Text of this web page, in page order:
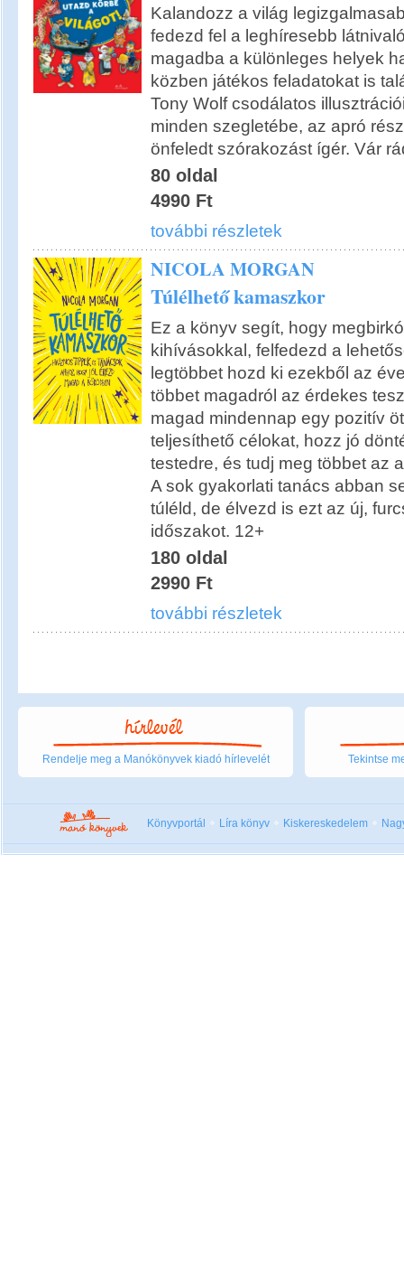
Kalandozz a világ
fedezd fel a leghíresebb
magadba a különleges helyek
közben játékos feladatokat is
Tony Wolf csodálatos
minden szegletébe, az apró
önfeledt szórakozást ígér. Vár
80 oldal
4990 Ft
további részletek
NICOLA MORGAN
Túlélhető kamaszkor
Ez a könyv segít, hogy
kihívásokkal, felfedezd a
legtöbbet hozd ki ezekből az
többet magadról az érdekes
magad mindennap egy pozitív
teljesíthető célokat, hozz jó
testedre, és tudj meg többet az
A sok gyakorlati tanács abban
túléld, de élvezd is ezt az új,
időszakot. 12+
180 oldal
2990 Ft
további részletek
Rendelje meg a Manókönyvek kiadó hírlevelét Tekintse
Könyvportál Líra könyv Kiskereskedelem